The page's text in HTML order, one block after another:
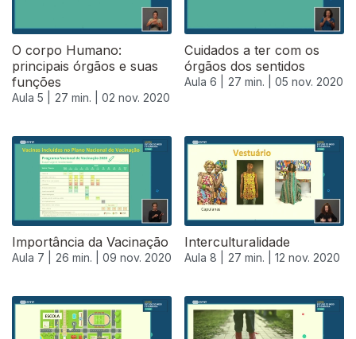
O corpo Humano:
principais órgãos e suas
funções
Aula 5 | 27 min. | 02 nov. 2020
Cuidados a ter com os
órgãos dos sentidos
Aula 6 | 27 min. | 05 nov. 2020
Importância da Vacinação
Aula 7 | 26 min. | 09 nov. 2020
Interculturalidade
Aula 8 | 27 min. | 12 nov. 2020